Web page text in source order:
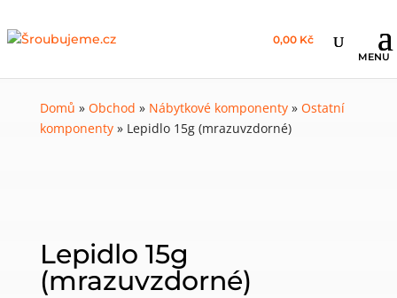
0,00 Kč
Domů » Obchod » Nábytkové komponenty» Ostatní
komponenty» Lepidlo 15g (mrazuvzdorné)
Lepidlo 15g
(mrazuvzdorné)